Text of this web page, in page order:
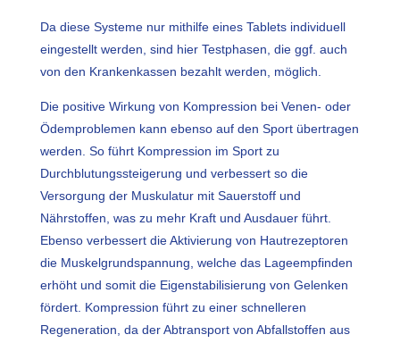
Da diese Systeme nur mithilfe eines Tablets individuell
eingestellt werden, sind hier Testphasen, die ggf. auch
von den Krankenkassen bezahlt werden, möglich.
Die positive Wirkung von Kompression bei Venen- oder
Ödemproblemen kann ebenso auf den Sport übertragen
werden. So führt Kompression im Sport zu
Durchblutungssteigerung und verbessert so die
Versorgung der Muskulatur mit Sauerstoff und
Nährstoffen, was zu mehr Kraft und Ausdauer führt.
Ebenso verbessert die Aktivierung von Hautrezeptoren
die Muskelgrundspannung, welche das Lageempfinden
erhöht und somit die Eigenstabilisierung von Gelenken
fördert. Kompression führt zu einer schnelleren
Regeneration, da der Abtransport von Abfallstoffen aus